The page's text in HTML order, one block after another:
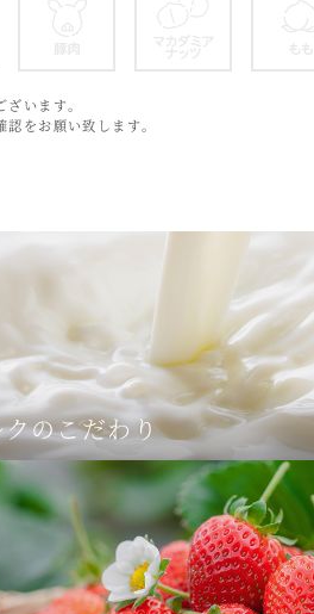
います。
をお願い致します。
のこだわり